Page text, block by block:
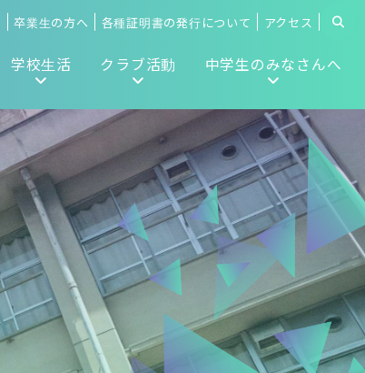
学校生活 クラブ活動 中学生のみなさんへ
卒業生の方へ 各種証明書の発行について アクセス